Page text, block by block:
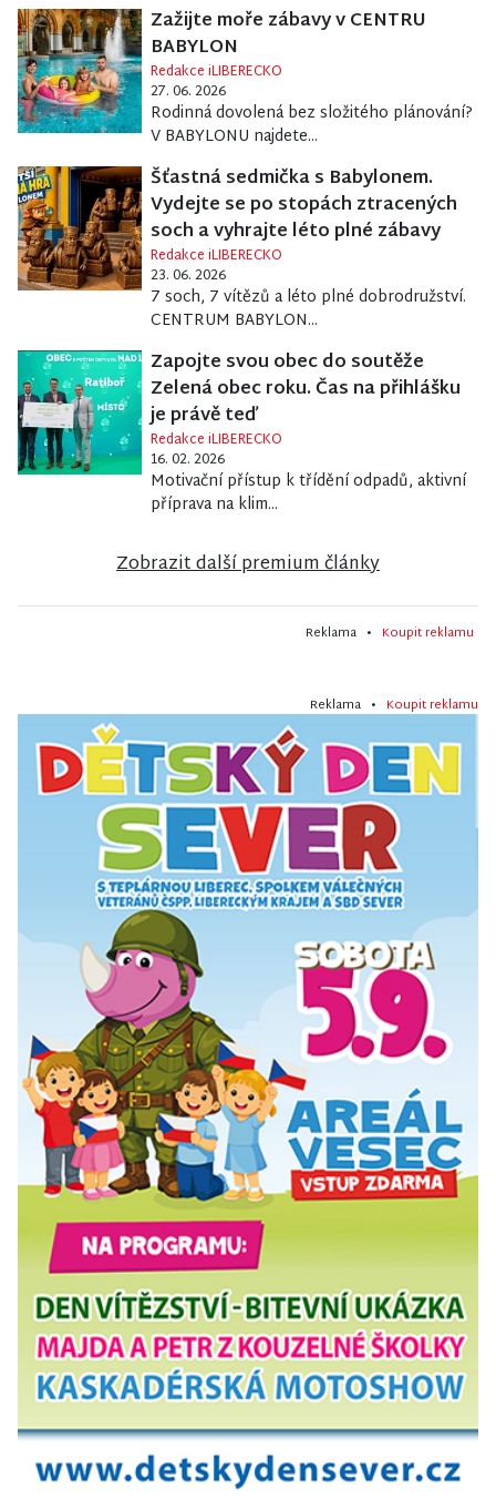
Zažijte moře zábavy v CENTRU
BABYLON
Redakce iLIBERECKO
27. 06. 2026
Rodinná dovolená bez složitého plánování?
V BABYLONU najdete...
Šťastná sedmička s Babylonem.
Vydejte se po stopách ztracených
soch a vyhrajte léto plné zábavy
Redakce iLIBERECKO
23. 06. 2026
7 soch, 7 vítězů a léto plné dobrodružství.
CENTRUM BABYLON...
Zapojte svou obec do soutěže
Zelená obec roku. Čas na přihlášku
je právě teď
Redakce iLIBERECKO
16. 02. 2026
Motivační přístup k třídění odpadů, aktivní
příprava na klim...
Zobrazit další premium články
Reklama • Koupit reklamu
Reklama • Koupit reklamu